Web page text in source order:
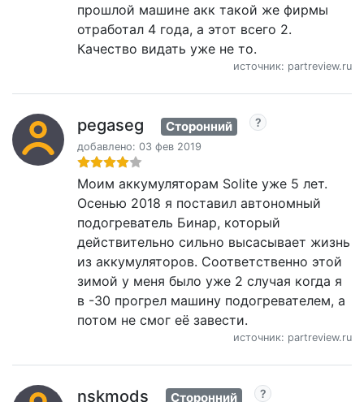
прошлой машине акк такой же фирмы
отработал 4 года, а этот всего 2.
Качество видать уже не то.
источник: partreview.ru
pegaseg Сторонний
добавлено: 03 фев 2019
Моим аккумуляторам Solite уже 5 лет.
Осенью 2018 я поставил автономный
подогреватель Бинар, который
действительно сильно высасывает жизнь
из аккумуляторов. Соответственно этой
зимой у меня было уже 2 случая когда я
в -30 прогрел машину подогревателем, а
потом не смог её завести.
источник: partreview.ru
nskmods Сторонний